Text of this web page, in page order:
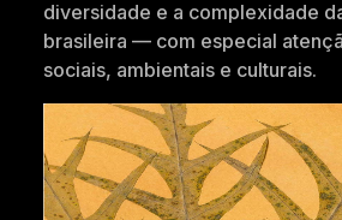
diversidade e a complexidade
brasileira — com especial
sociais, ambientais e culturais.